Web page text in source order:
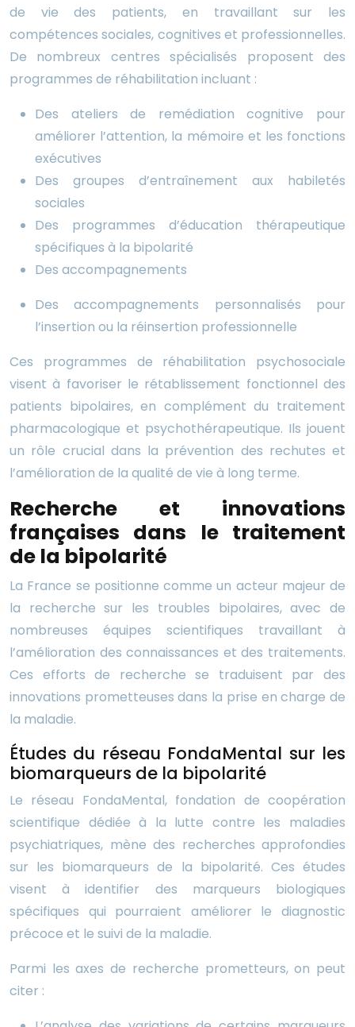
de vie des patients, en travaillant sur les
compétences sociales, cognitives et professionnelles.
De nombreux centres spécialisés proposent des
programmes de réhabilitation incluant :
Des ateliers de remédiation cognitive pour
améliorer l’attention, la mémoire et les fonctions
exécutives
Des groupes d’entraînement aux habiletés
sociales
Des programmes d’éducation thérapeutique
spécifiques à la bipolarité
Des accompagnements
Des accompagnements personnalisés pour
l’insertion ou la réinsertion professionnelle
Ces programmes de réhabilitation psychosociale
visent à favoriser le rétablissement fonctionnel des
patients bipolaires, en complément du traitement
pharmacologique et psychothérapeutique. Ils jouent
un rôle crucial dans la prévention des rechutes et
l’amélioration de la qualité de vie à long terme.
Recherche et innovations
françaises dans le traitement
de la bipolarité
La France se positionne comme un acteur majeur de
la recherche sur les troubles bipolaires, avec de
nombreuses équipes scientifiques travaillant à
l’amélioration des connaissances et des traitements.
Ces efforts de recherche se traduisent par des
innovations prometteuses dans la prise en charge de
la maladie.
Études du réseau FondaMental sur les
biomarqueurs de la bipolarité
Le réseau FondaMental, fondation de coopération
scientifique dédiée à la lutte contre les maladies
psychiatriques, mène des recherches approfondies
sur les biomarqueurs de la bipolarité. Ces études
visent à identifier des marqueurs biologiques
spécifiques qui pourraient améliorer le diagnostic
précoce et le suivi de la maladie.
Parmi les axes de recherche prometteurs, on peut
citer :